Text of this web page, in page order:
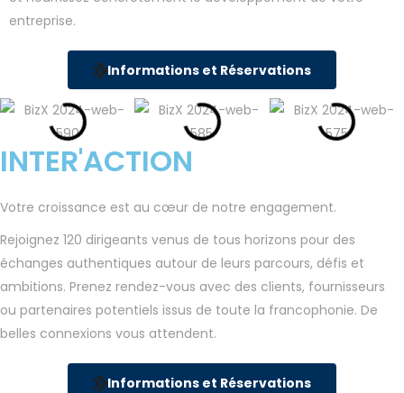
entreprise.
Informations et Réservations
INTER'ACTION
Votre croissance est au cœur de notre engagement.
Rejoignez 120 dirigeants venus de tous horizons pour des
échanges authentiques autour de leurs parcours, défis et
ambitions. Prenez rendez-vous avec des clients, fournisseurs
ou partenaires potentiels issus de toute la francophonie. De
belles connexions vous attendent.
Informations et Réservations